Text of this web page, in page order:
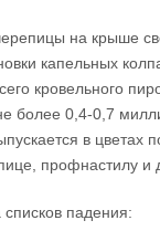
на крыше
капельных
кровельного
более 0,4-0,7
в цветах
профнастилу и
падения: